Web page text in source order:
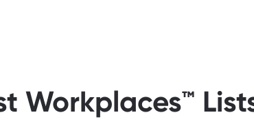
Workplaces™